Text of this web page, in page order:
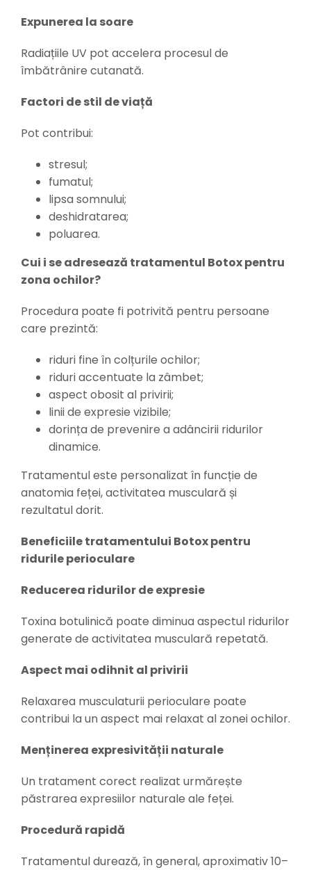
Expunerea la soare
Radiațiile UV pot accelera procesul de
îmbătrânire cutanată.
Factori de stil de viață
Pot contribui:
stresul;
fumatul;
lipsa somnului;
deshidratarea;
poluarea.
Cui i se adresează tratamentul Botox pentru
zona ochilor?
Procedura poate fi potrivită pentru persoane
care prezintă:
riduri fine în colțurile ochilor;
riduri accentuate la zâmbet;
aspect obosit al privirii;
linii de expresie vizibile;
dorința de prevenire a adâncirii ridurilor
dinamice.
Tratamentul este personalizat în funcție de
anatomia feței, activitatea musculară și
rezultatul dorit.
Beneficiile tratamentului Botox pentru
ridurile perioculare
Reducerea ridurilor de expresie
Toxina botulinică poate diminua aspectul ridurilor
generate de activitatea musculară repetată.
Aspect mai odihnit al privirii
Relaxarea musculaturii perioculare poate
contribui la un aspect mai relaxat al zonei ochilor.
Menținerea expresivității naturale
Un tratament corect realizat urmărește
păstrarea expresiilor naturale ale feței.
Procedură rapidă
Tratamentul durează, în general, aproximativ 10–